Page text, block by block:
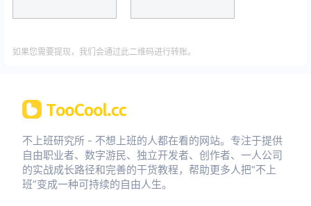
如果您需要提现，我们会通过此二维码进行转账。
不上班研究所 - 不想上班的人都在看的网站。专注于提供
自由职业者、数字游民、独立开发者、创作者、一人公司
的实战成长路径和完善的干货教程，帮助更多人把“不上
班”变成一种可持续的自由人生。